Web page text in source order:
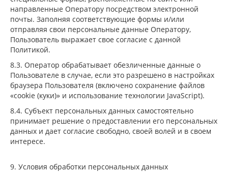
направленные Оператору посредством электронной
почты. Заполняя соответствующие формы и/или
отправляя свои персональные данные Оператору,
Пользователь выражает свое согласие с данной
Политикой.
8.3. Оператор обрабатывает обезличенные данные о
Пользователе в случае, если это разрешено в настройках
браузера Пользователя (включено сохранение файлов
«cookie (куки)» и использование технологии JavaScript).
8.4. Субъект персональных данных самостоятельно
принимает решение о предоставлении его персональных
данных и дает согласие свободно, своей волей и в своем
интересе.
9. Условия обработки персональных данных